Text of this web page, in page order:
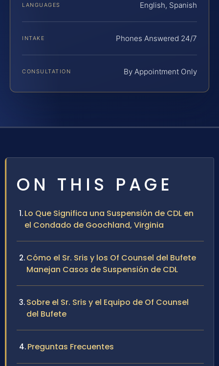
LANGUAGES English, Spanish
INTAKE Phones Answered 24/7
CONSULTATION By Appointment Only
ON THIS PAGE
Lo Que Significa una Suspensión de CDL en
el Condado de Goochland, Virginia
Cómo el Sr. Sris y los Of Counsel del Bufete
Manejan Casos de Suspensión de CDL
Sobre el Sr. Sris y el Equipo de Of Counsel
del Bufete
Preguntas Frecuentes